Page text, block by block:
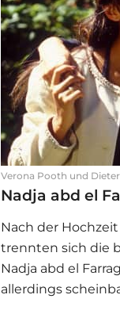
Verona Pooth und
Nadja abd el
Nach der
trennten sich die
Nadja abd el
allerdings